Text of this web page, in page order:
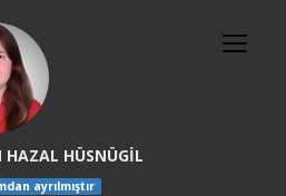
HÜSNÜGİL
ayrılmıştır